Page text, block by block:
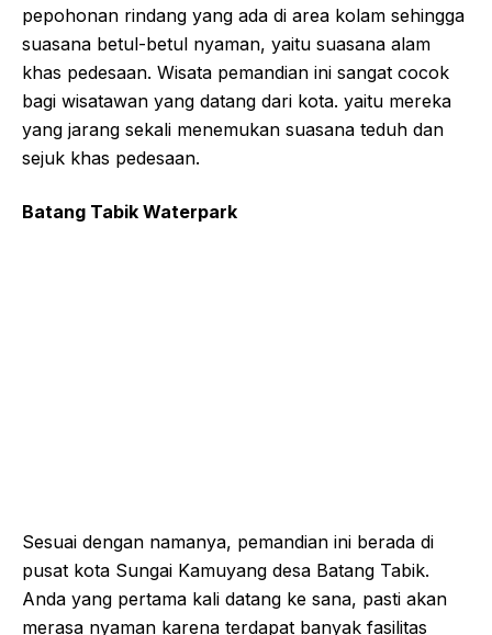
pepohonan rindang yang ada di area kolam sehingga
suasana betul-betul nyaman, yaitu suasana alam
khas pedesaan. Wisata pemandian ini sangat cocok
bagi wisatawan yang datang dari kota. yaitu mereka
yang jarang sekali menemukan suasana teduh dan
sejuk khas pedesaan.
Batang Tabik Waterpark
Sesuai dengan namanya, pemandian ini berada di
pusat kota Sungai Kamuyang desa Batang Tabik.
Anda yang pertama kali datang ke sana, pasti akan
merasa nyaman karena terdapat banyak fasilitas